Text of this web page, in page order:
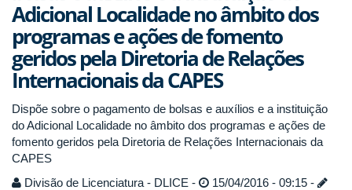
Adicional Localidade no âmbito dos
programas e ações de fomento
geridos pela Diretoria de Relações
Internacionais da CAPES
Dispõe sobre o pagamento de bolsas e auxílios e a instituição
do Adicional Localidade no âmbito dos programas e ações de
fomento geridos pela Diretoria de Relações Internacionais da
CAPES
Divisão de Licenciatura - DLICE -
15/04/2016 - 09:15 -